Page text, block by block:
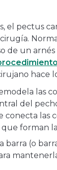
el pectus
de un
hace
las
del
conecta las
forman
barra (o